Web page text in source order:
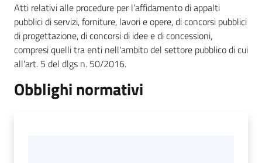
Atti relativi alle procedure per l’affidamento di appalti
pubblici di servizi, forniture, lavori e opere, di concorsi pubblici
di progettazione, di concorsi di idee e di concessioni,
compresi quelli tra enti nell'ambito del settore pubblico di cui
all'art. 5 del dlgs n. 50/2016.
Obblighi normativi